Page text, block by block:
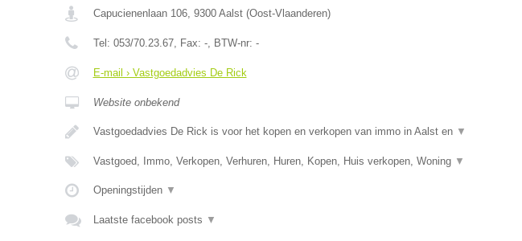
Capucienenlaan 106, 9300 Aalst(Oost-Vlaanderen)
Tel: 053/70.23.67, Fax: -, BTW-nr: -
E-mail › Vastgoedadvies De Rick
Website onbekend
Vastgoedadvies De Rick is voor het kopen en verkopen van immo in Aalst en ▼
Vastgoed, Immo, Verkopen, Verhuren, Huren, Kopen, Huis verkopen, Woning ▼
Openingstijden ▼
Laatste facebook posts ▼